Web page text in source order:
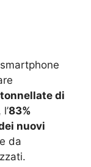
di
83%
nuovi
da